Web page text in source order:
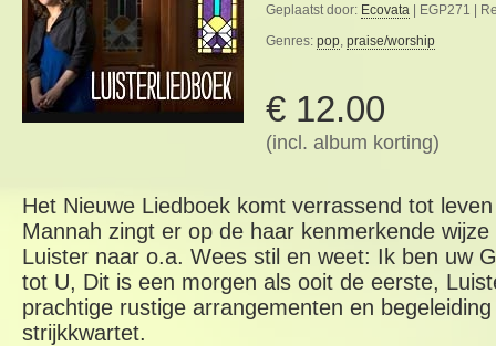
Geplaatst door: Ecovata | EGP271 |
Genres: pop, praise/worship
€ 12.00
(incl. album korting)
Het Nieuwe Liedboek komt verrassend tot
Mannah zingt er op de haar kenmerkende
Luister naar o.a. Wees stil en weet: Ik ben uw
tot U, Dit is een morgen als ooit de eerste,
prachtige rustige arrangementen en
strijkkwartet.